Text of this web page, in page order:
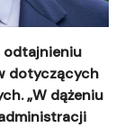
odtajnieniu
dotyczących
„W dążeniu